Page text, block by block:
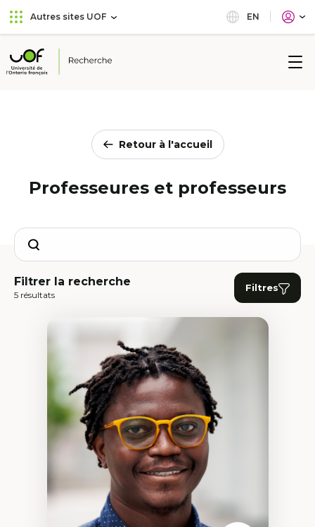
Aller
au
principal
Passer
au
Autres sites UOF EN
Université
Retour à l'accueil
Professeures et professeurs
Search
Filtrer la recherche
5 résultats
Filtres